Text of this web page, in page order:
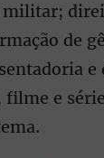
de
e
filme e